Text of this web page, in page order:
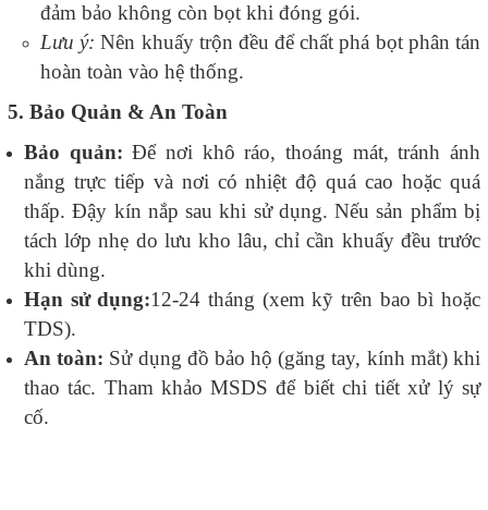
đảm bảo không còn bọt khi đóng gói.
Lưu ý: Nên khuấy trộn đều để chất phá bọt phân tán
hoàn toàn vào hệ thống.
5. Bảo Quản & An Toàn
Bảo quản: Để nơi khô ráo, thoáng mát, tránh ánh
nắng trực tiếp và nơi có nhiệt độ quá cao hoặc quá
thấp. Đậy kín nắp sau khi sử dụng. Nếu sản phẩm bị
tách lớp nhẹ do lưu kho lâu, chỉ cần khuấy đều trước
khi dùng.
Hạn sử dụng:12-24 tháng (xem kỹ trên bao bì hoặc
TDS).
An toàn: Sử dụng đồ bảo hộ (găng tay, kính mắt) khi
thao tác. Tham khảo MSDS để biết chi tiết xử lý sự
cố.